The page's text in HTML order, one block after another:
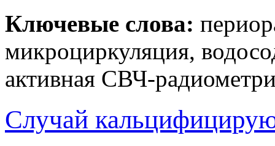
Ключевые слова:
микроциркуляция,
активная СВЧ-
Случай